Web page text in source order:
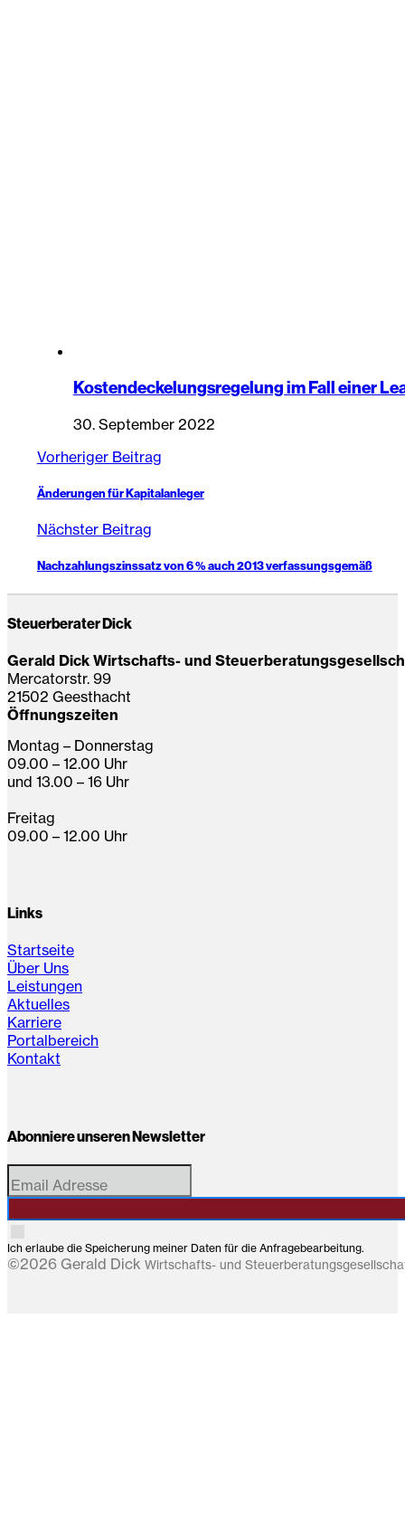
Kostendeckelungsregelung im Fall einer
30. September 2022
Vorheriger Beitrag
Änderungen für Kapitalanleger
Nächster Beitrag
Nachzahlungszinssatz von 6 % auch 2013 verfassungsgemäß
Steuerberater Dick
Gerald Dick Wirtschafts- und
Mercatorstr. 99
21502 Geesthacht
Öffnungszeiten
Montag – Donnerstag
09.00 – 12.00 Uhr
und 13.00 – 16 Uhr
Freitag
09.00 – 12.00 Uhr
Links
Startseite
Über Uns
Leistungen
Aktuelles
Karriere
Portalbereich
Kontakt
Abonniere unseren Newsletter
Ich erlaube die Speicherung meiner Daten für die Anfragebearbeitung.
©2026 Gerald Dick Wirtschafts- und